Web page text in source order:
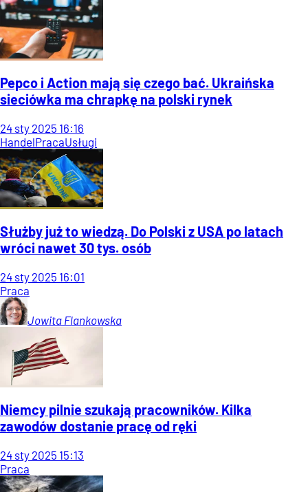
Pepco i Action mają się czego bać. Ukraińska
sieciówka ma chrapkę na polski rynek
24 sty 2025 16:16
HandelPracaUsługi
Służby już to wiedzą. Do Polski z USA po latach
wróci nawet 30 tys. osób
24 sty 2025 16:01
Praca
Jowita Flankowska
Niemcy pilnie szukają pracowników. Kilka
zawodów dostanie pracę od ręki
24 sty 2025 15:13
Praca